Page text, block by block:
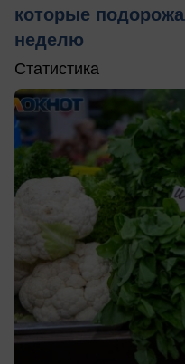
которые
неделю
Статистика